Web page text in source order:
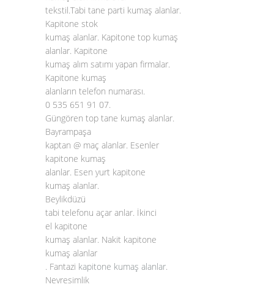
tekstil.Tabi tane parti kumaş alanlar.
Kapitone stok
kumaş alanlar. Kapitone top kumaş
alanlar. Kapitone
kumaş alım satımı yapan firmalar.
Kapitone kumaş
alanların telefon numarası.
0 535 651 91 07.
Güngören top tane kumaş alanlar.
Bayrampaşa
kaptan @ maç alanlar. Esenler
kapitone kumaş
alanlar. Esen yurt kapitone
kumaş alanlar.
Beylikdüzü
tabi telefonu açar anlar. İkinci
el kapitone
kumaş alanlar. Nakit kapitone
kumaş alanlar
. Fantazi kapitone kumaş alanlar.
Nevresimlik